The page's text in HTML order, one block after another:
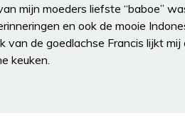
mijn moeders liefste “baboe”
en ook de mooie
de goedlachse Francis lijkt
keuken.